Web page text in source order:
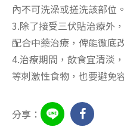
內不可洗澡或搓洗該部位。
3.除了接受三伏貼治療外
配合中藥治療，俾能徹底
4.治療期間，飲食宜清淡
等刺激性食物，也要避免
分享：